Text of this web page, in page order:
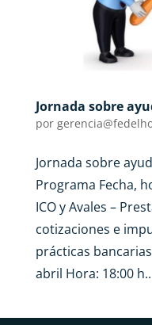
Jornada sobre
por
Jornada sobre
Programa Fecha,
ICO y Avales –
cotizaciones e
prácticas
abril Hora: 18:00